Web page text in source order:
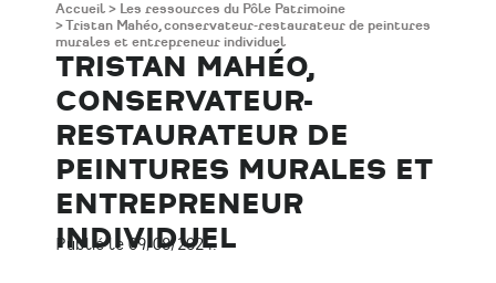
Fil
d'Ariane
Accueil
Les ressources du Pôle Patrimoine
Tristan Mahéo, conservateur-restaurateur de peintures
murales et entrepreneur individuel
TRISTAN MAHÉO,
CONSERVATEUR-
RESTAURATEUR DE
PEINTURES MURALES ET
ENTREPRENEUR
INDIVIDUEL
Publié le 09/08/2024.